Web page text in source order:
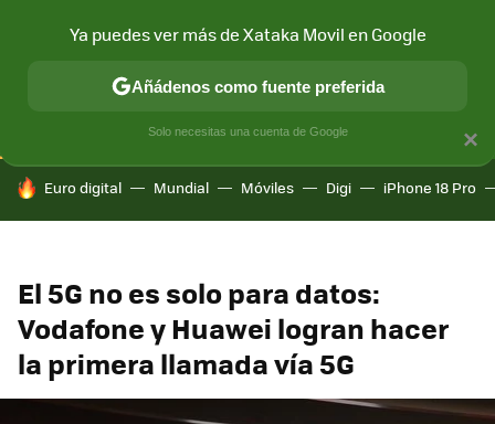
CONECTIVIDAD MÓVIL Y SOCIEDAD APLICACIONES
HOY SE HABLA DE
Euro digital Mundial Móviles Digi iPhone 18 Pro
El 5G no es solo para datos:
Vodafone y Huawei logran hacer
la primera llamada vía 5G
×
Ya puedes ver más de Xataka Movil en Google
Añádenos como fuente preferida
Solo necesitas una cuenta de Google